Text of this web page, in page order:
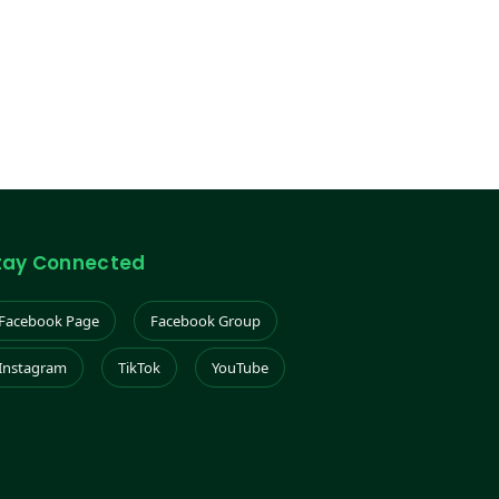
Connected
Facebook Page Facebook Group
TikTok YouTube